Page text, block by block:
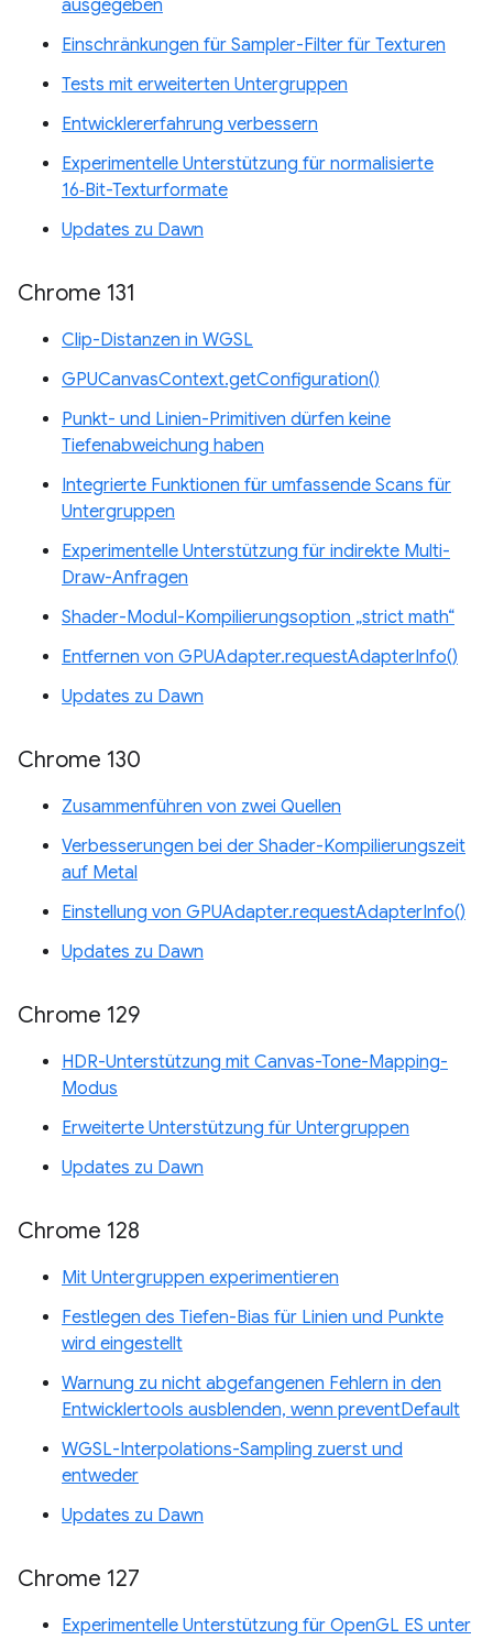
ausgegeben
Einschränkungen für Sampler-Filter für Texturen
Tests mit erweiterten Untergruppen
Entwicklererfahrung verbessern
Experimentelle Unterstützung für normalisierte
16‑Bit-Texturformate
Updates zu Dawn
Chrome 131
Clip-Distanzen in WGSL
GPUCanvasContext.getConfiguration()
Punkt- und Linien-Primitiven dürfen keine
Tiefenabweichung haben
Integrierte Funktionen für umfassende Scans für
Untergruppen
Experimentelle Unterstützung für indirekte Multi-
Draw-Anfragen
Shader-Modul-Kompilierungsoption „strict math“
Entfernen von GPUAdapter.requestAdapterInfo()
Updates zu Dawn
Chrome 130
Zusammenführen von zwei Quellen
Verbesserungen bei der Shader-Kompilierungszeit
auf Metal
Einstellung von GPUAdapter.requestAdapterInfo()
Updates zu Dawn
Chrome 129
HDR-Unterstützung mit Canvas-Tone-Mapping-
Modus
Erweiterte Unterstützung für Untergruppen
Updates zu Dawn
Chrome 128
Mit Untergruppen experimentieren
Festlegen des Tiefen-Bias für Linien und Punkte
wird eingestellt
Warnung zu nicht abgefangenen Fehlern in den
Entwicklertools ausblenden, wenn preventDefault
WGSL-Interpolations-Sampling zuerst und
entweder
Updates zu Dawn
Chrome 127
Experimentelle Unterstützung für OpenGL ES unter